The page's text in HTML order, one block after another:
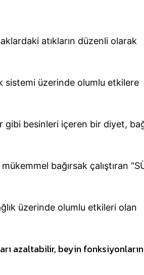
atıkların düzenli olarak
sistemi üzerinde olumlu etkilere
gibi besinleri içeren bir diyet,
bağırsak çalıştıran
üzerinde olumlu etkileri olan
azaltabilir, beyin